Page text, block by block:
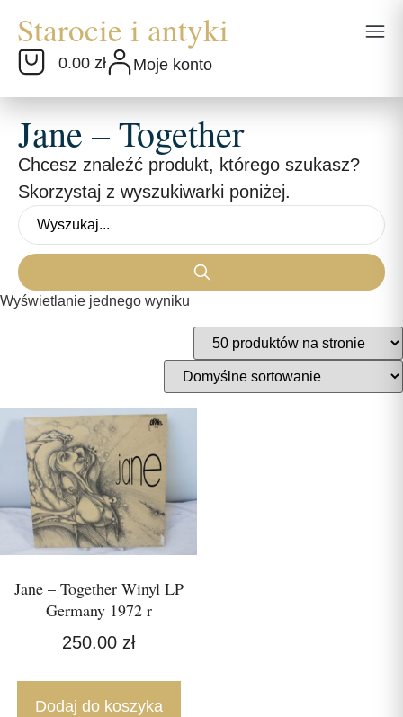
0.00 zł Moje konto
Jane – Together
Chcesz znaleźć produkt, którego szukasz?
Skorzystaj z wyszukiwarki poniżej.
Wyświetlanie jednego wyniku
Jane – Together Winyl LP
Germany 1972 r
250.00 zł
Dodaj do koszyka